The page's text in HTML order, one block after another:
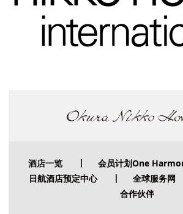
酒店一览丨 会员计划One
日航酒店预定中心丨 全球服务网
合作伙伴